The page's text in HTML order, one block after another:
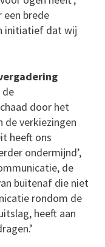
een brede
initiatief dat wij
de
door het
de verkiezingen
heeft ons
ondermijnd’,
de
buitenaf die niet
rondom de
heeft aan